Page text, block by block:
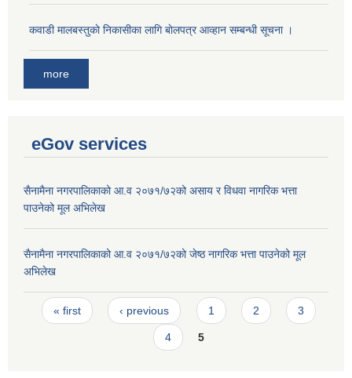
कवाडी मालबस्तुकाे निकासीका लागि बाेलपत्र आव्हान सम्बन्धी सूचना ।
more
eGov services
सैनामैना नगरपालिकाको आ.व २०७१/७२को असाय र विधवा नागरिक भत्ता
पाउनेको मूल अभिलेख
सैनामैना नगरपालिकाको आ.व २०७१/७२को जेष्ठ नागरिक भत्ता पाउनेको मूल
अभिलेख
Pages
« first ‹ previous 1 2 3
4 5